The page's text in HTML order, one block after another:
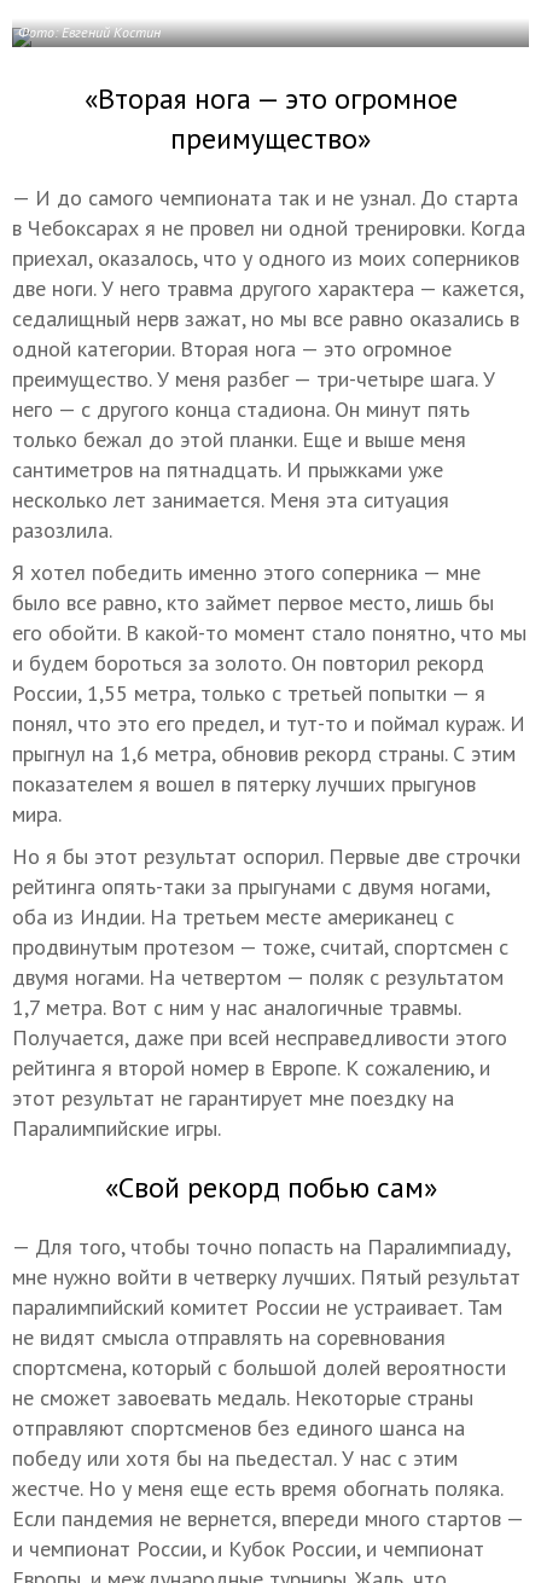
Фото: Евгений Костин
«Вторая нога — это огромное
преимущество»
— И до самого чемпионата так и не узнал. До старта
в Чебоксарах я не провел ни одной тренировки. Когда
приехал, оказалось, что у одного из моих соперников
две ноги. У него травма другого характера — кажется,
седалищный нерв зажат, но мы все равно оказались в
одной категории. Вторая нога — это огромное
преимущество. У меня разбег — три-четыре шага. У
него — с другого конца стадиона. Он минут пять
только бежал до этой планки. Еще и выше меня
сантиметров на пятнадцать. И прыжками уже
несколько лет занимается. Меня эта ситуация
разозлила.
Я хотел победить именно этого соперника — мне
было все равно, кто займет первое место, лишь бы
его обойти. В какой-то момент стало понятно, что мы
и будем бороться за золото. Он повторил рекорд
России, 1,55 метра, только с третьей попытки — я
понял, что это его предел, и тут-то и поймал кураж. И
прыгнул на 1,6 метра, обновив рекорд страны. С этим
показателем я вошел в пятерку лучших прыгунов
мира.
Но я бы этот результат оспорил. Первые две строчки
рейтинга опять-таки за прыгунами с двумя ногами,
оба из Индии. На третьем месте американец с
продвинутым протезом — тоже, считай, спортсмен с
двумя ногами. На четвертом — поляк с результатом
1,7 метра. Вот с ним у нас аналогичные травмы.
Получается, даже при всей несправедливости этого
рейтинга я второй номер в Европе. К сожалению, и
этот результат не гарантирует мне поездку на
Паралимпийские игры.
«Свой рекорд побью сам»
— Для того, чтобы точно попасть на Паралимпиаду,
мне нужно войти в четверку лучших. Пятый результат
паралимпийский комитет России не устраивает. Там
не видят смысла отправлять на соревнования
спортсмена, который с большой долей вероятности
не сможет завоевать медаль. Некоторые страны
отправляют спортсменов без единого шанса на
победу или хотя бы на пьедестал. У нас с этим
жестче. Но у меня еще есть время обогнать поляка.
Если пандемия не вернется, впереди много стартов —
и чемпионат России, и Кубок России, и чемпионат